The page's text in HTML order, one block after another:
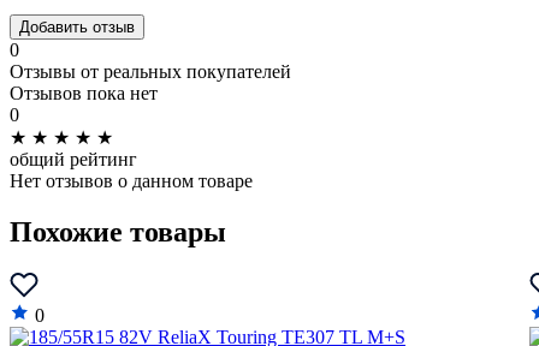
Добавить отзыв
0
Отзывы от реальных покупателей
Отзывов пока нет
0
★ ★ ★ ★ ★
общий рейтинг
Нет отзывов о данном товаре
Похожие товары
0